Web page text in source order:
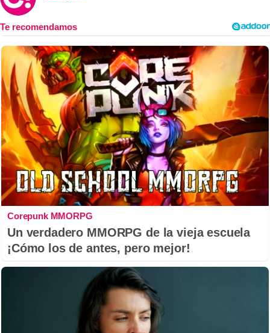
Corepunk MMORPG
Un verdadero MMORPG de la vieja escuela
¡Cómo los de antes, pero mejor!